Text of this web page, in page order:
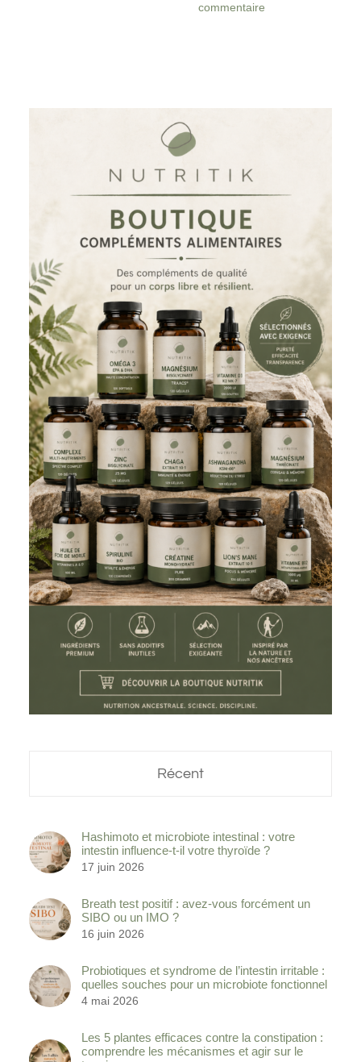
commentaire
Récent
Hashimoto et microbiote intestinal : votre
intestin influence-t-il votre thyroïde ?
17 juin 2026
Breath test positif : avez-vous forcément un
SIBO ou un IMO ?
16 juin 2026
Probiotiques et syndrome de l’intestin irritable :
quelles souches pour un microbiote fonctionnel
4 mai 2026
Les 5 plantes efficaces contre la constipation :
comprendre les mécanismes et agir sur le